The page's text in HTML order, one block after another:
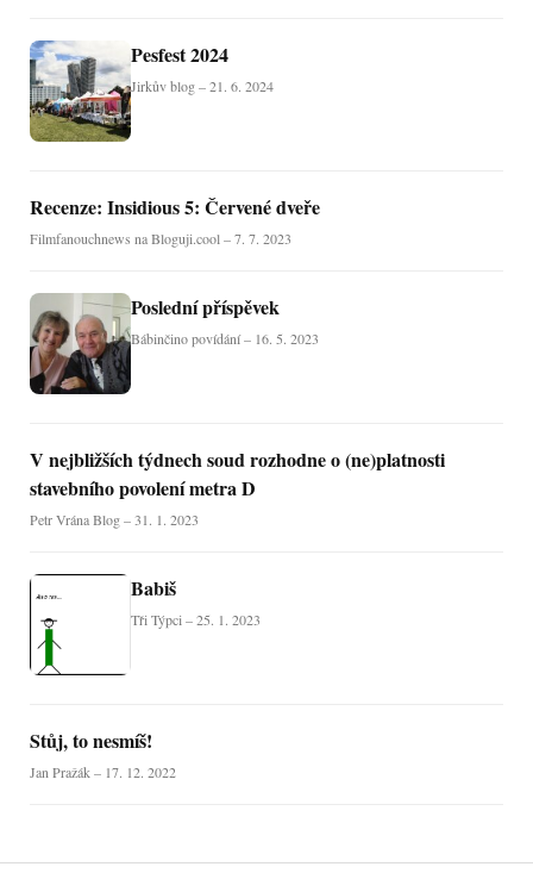
Pesfest 2024
Jirkův blog – 21. 6. 2024
Recenze: Insidious 5: Červené dveře
Filmfanouchnews na Bloguji.cool – 7. 7. 2023
Poslední příspěvek
Bábinčino povídání – 16. 5. 2023
V nejbližších týdnech soud rozhodne o (ne)platnosti
stavebního povolení metra D
Petr Vrána Blog – 31. 1. 2023
Babiš
Tři Týpci – 25. 1. 2023
Stůj, to nesmíš!
Jan Pražák – 17. 12. 2022